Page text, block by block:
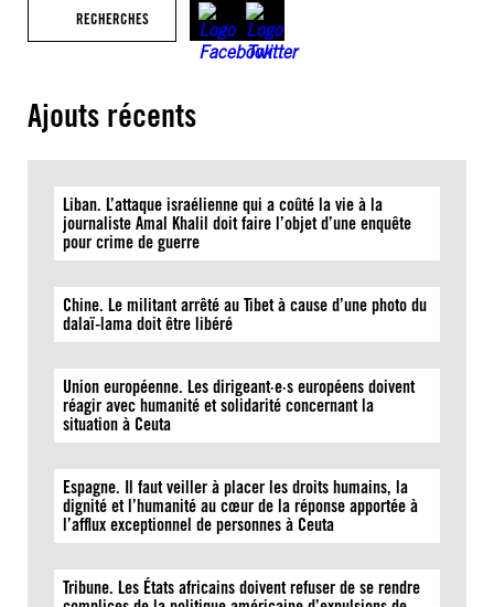
RECHERCHES
Ajouts récents
Liban. L’attaque israélienne qui a coûté la vie à la
journaliste Amal Khalil doit faire l’objet d’une enquête
pour crime de guerre
Chine. Le militant arrêté au Tibet à cause d’une photo du
dalaï-lama doit être libéré
Union européenne. Les dirigeant·e·s européens doivent
réagir avec humanité et solidarité concernant la
situation à Ceuta
Espagne. Il faut veiller à placer les droits humains, la
dignité et l’humanité au cœur de la réponse apportée à
l’afflux exceptionnel de personnes à Ceuta
Tribune. Les États africains doivent refuser de se rendre